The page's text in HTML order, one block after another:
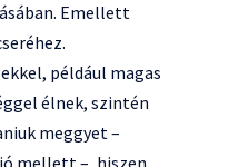
Emellett
például magas
élnek, szintén
meggyet –